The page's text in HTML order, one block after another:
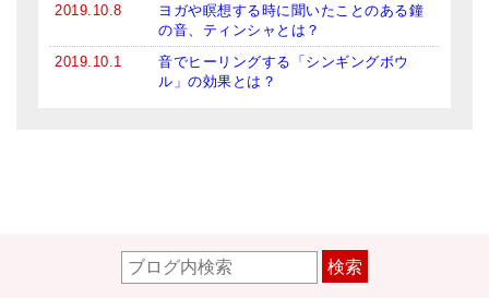
2019.10.8
ヨガや瞑想する時に聞いたことのある鐘
の音、ティンシャとは？
2019.10.1
音でヒーリングする「シンギングボウ
ル」の効果とは？
検索